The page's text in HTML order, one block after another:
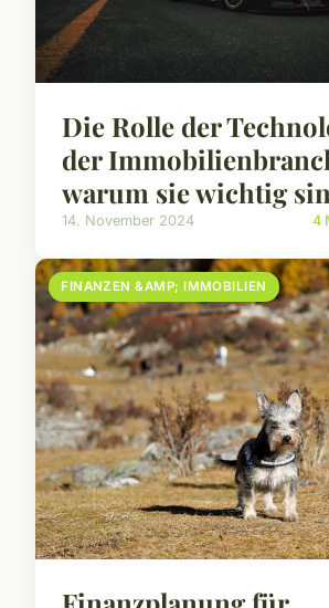
Die Rolle der
der
warum sie wichtig
14. November 2024 4
FINANZEN &AMP; IMMOBILIEN